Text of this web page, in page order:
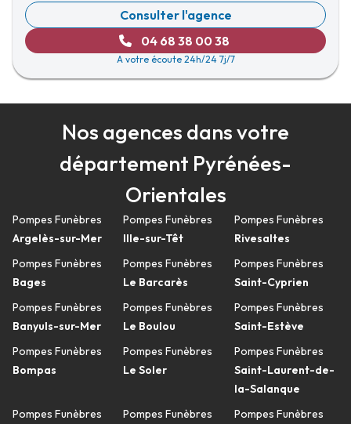
Consulter l'agence
04 68 38 00 38
A votre écoute 24h/24 7j/7
Nos agences dans votre
département Pyrénées-
Orientales
Pompes Funèbres
Argelès-sur-Mer
Pompes Funèbres
Bages
Pompes Funèbres
Banyuls-sur-Mer
Pompes Funèbres
Bompas
Pompes Funèbres
Pompes Funèbres
Ille-sur-Têt
Pompes Funèbres
Le Barcarès
Pompes Funèbres
Le Boulou
Pompes Funèbres
Le Soler
Pompes Funèbres
Pompes Funèbres
Rivesaltes
Pompes Funèbres
Saint-Cyprien
Pompes Funèbres
Saint-Estève
Pompes Funèbres
Saint-Laurent-de-
la-Salanque
Pompes Funèbres